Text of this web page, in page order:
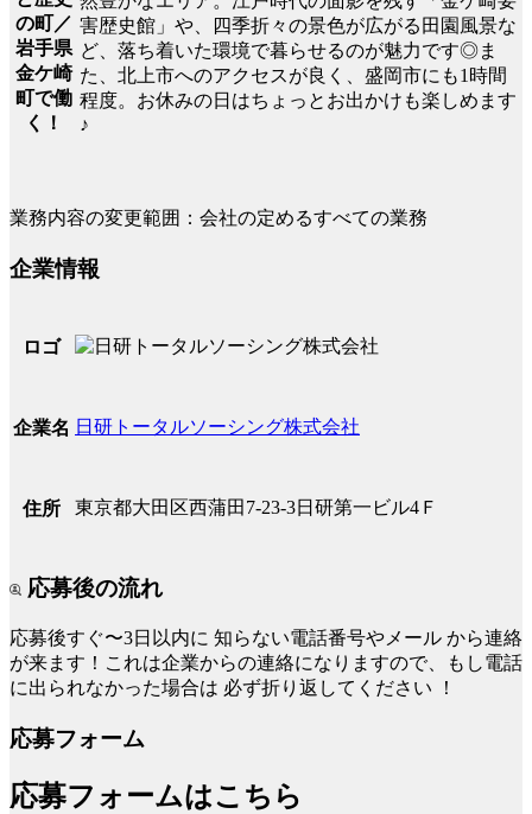
の町／
岩手県
金ケ崎
町で働
く！
害歴史館」や、四季折々の景色が広がる田園風景な
ど、落ち着いた環境で暮らせるのが魅力です◎ま
た、北上市へのアクセスが良く、盛岡市にも1時間
程度。お休みの日はちょっとお出かけも楽しめます
♪
業務内容の変更範囲：会社の定めるすべての業務
企業情報
ロゴ
企業名 日研トータルソーシング株式会社
住所 東京都大田区西蒲田7-23-3日研第一ビル4Ｆ
応募後の流れ
応募後すぐ〜3日以内に 知らない電話番号やメール から連絡
が来ます！これは企業からの連絡になりますので、もし電話
に出られなかった場合は 必ず折り返してください ！
応募フォーム
応募フォームはこちら